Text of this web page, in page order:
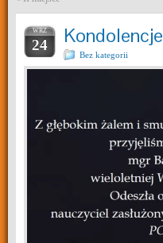
WRZ
24 Kondolencje
Bez kategorii